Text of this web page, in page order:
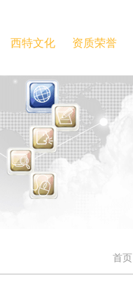
西特文化 资质荣誉
首页